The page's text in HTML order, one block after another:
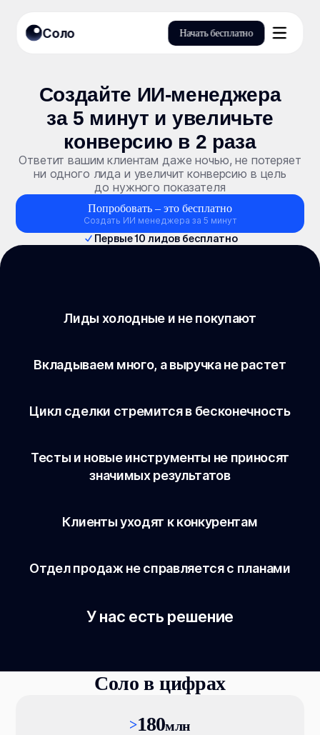
Соло Начать бесплатно
Создайте ИИ⁠-⁠менеджера
за 5 минут и увеличьте
конверсию в 2 раза
Ответит вашим клиентам даже ночью, не потеряет
ни одного лида и увеличит конверсию в цель
до нужного показателя
Попробовать – это бесплатно
Создать ИИ менеджера за 5 минут
Первые 10 лидов бесплатно
Лиды холодные и не покупают
Вкладываем много, а выручка не растет
Цикл сделки стремится в бесконечность
Тесты и новые инструменты не приносят
значимых результатов
Клиенты уходят к конкурентам
Отдел продаж не справляется с планами
У нас есть решение
Соло в цифрах
>180млн